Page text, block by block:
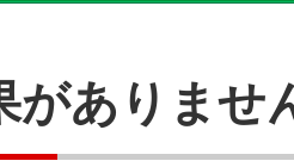
がありませ